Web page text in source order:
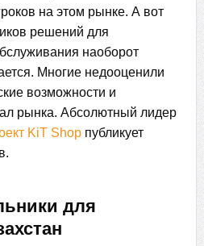
на этом рынке. А вот
решений для
наоборот
Многие недооценили
возможности и
рынка. Абсолютный лидер
KiT Shopпубликует
для